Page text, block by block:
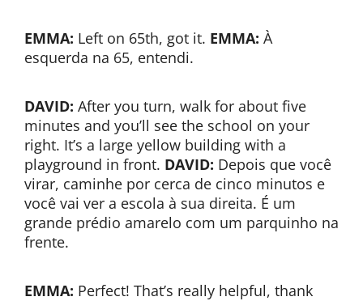
EMMA: Left on 65th, got it. EMMA: À
esquerda na 65, entendi.
DAVID: After you turn, walk for about five
minutes and you’ll see the school on your
right. It’s a large yellow building with a
playground in front. DAVID: Depois que você
virar, caminhe por cerca de cinco minutos e
você vai ver a escola à sua direita. É um
grande prédio amarelo com um parquinho na
frente.
EMMA: Perfect! That’s really helpful, thank